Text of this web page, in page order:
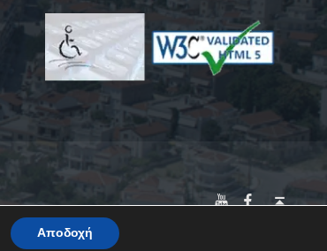
YouTubeFacebook
Αποδοχή